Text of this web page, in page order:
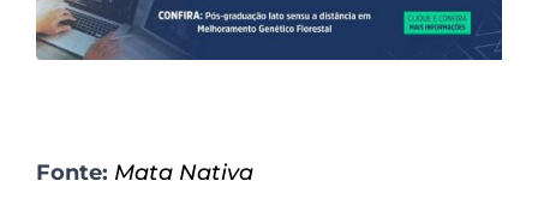
Fonte: Mata Nativa